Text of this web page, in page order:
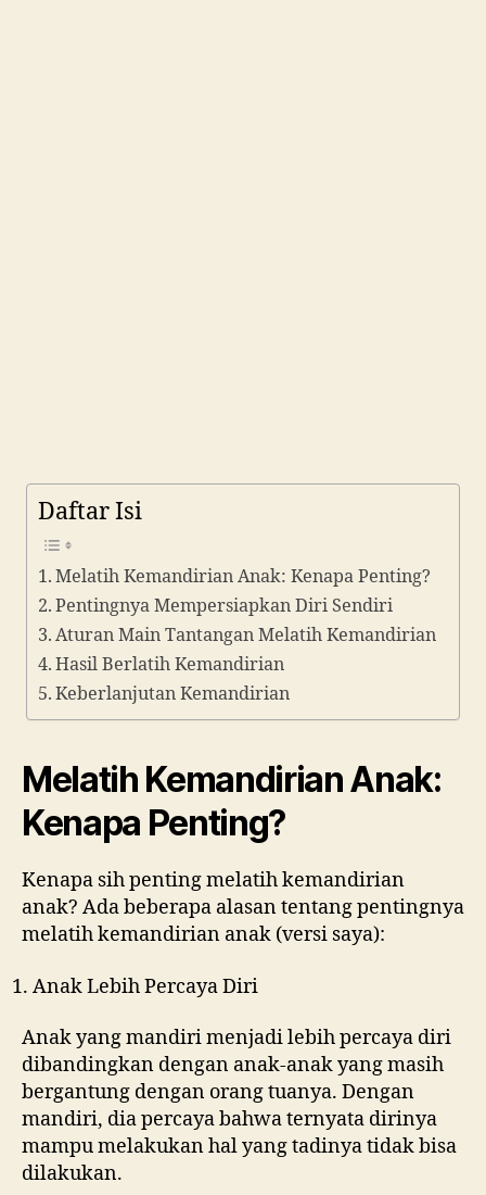
Daftar Isi
Melatih Kemandirian Anak: Kenapa Penting?
Pentingnya Mempersiapkan Diri Sendiri
Aturan Main Tantangan Melatih Kemandirian
Hasil Berlatih Kemandirian
Keberlanjutan Kemandirian
Melatih Kemandirian Anak:
Kenapa Penting?
Kenapa sih penting melatih kemandirian
anak? Ada beberapa alasan tentang pentingnya
melatih kemandirian anak (versi saya):
Anak Lebih Percaya Diri
Anak yang mandiri menjadi lebih percaya diri
dibandingkan dengan anak-anak yang masih
bergantung dengan orang tuanya. Dengan
mandiri, dia percaya bahwa ternyata dirinya
mampu melakukan hal yang tadinya tidak bisa
dilakukan.